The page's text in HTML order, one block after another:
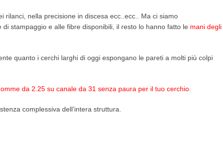
nella precisione in discesa ecc..ecc.. Ma ci siamo
stampaggio e alle fibre disponibili, il resto lo hanno fatto le mani degli
quanto i cerchi larghi di oggi espongano le pareti a molti più colpi
da 2.25 su canale da 31 senza paura per il tuo cerchio
complessiva dell’intera struttura.